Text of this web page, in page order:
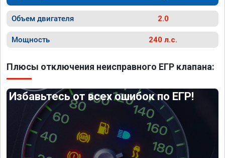
Объем двигателя 2.0
Мощность 240 л.с.
Плюсы отключения неисправного ЕГР клапана:
Избавьтесь от всех ошибок по ЕГР!